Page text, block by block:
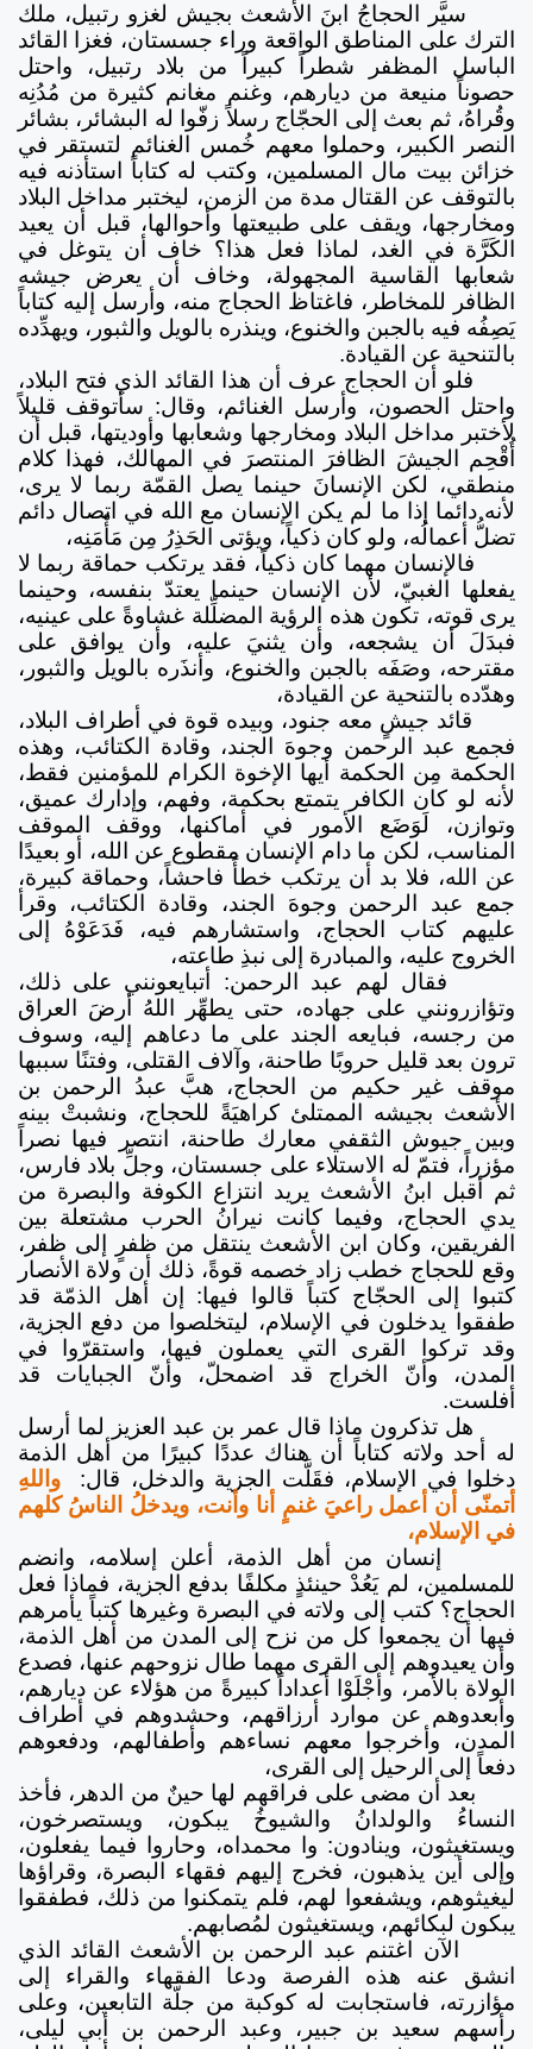
سيَّر الحجاجُ ابنَ الأشعث بجيش لغزو رتبيل، ملك
الترك على المناطق الواقعة وراء جسستان، فغزا القائد
الباسل المظفر شطراً كبيراً من بلاد رتبيل، واحتل
حصوناً منيعة من ديارهم، وغنم مغانم كثيرة من مُدُنِه
وقُراهُ، ثم بعث إلى الحجّاج رسلاً زفّوا له البشائر، بشائر
النصر الكبير، وحملوا معهم خُمس الغنائم لتستقر في
خزائن بيت مال المسلمين، وكتب له كتاباً استأذنه فيه
بالتوقف عن القتال مدة من الزمن، ليختبر مداخل البلاد
ومخارجها، ويقف على طبيعتها وأحوالها، قبل أن يعيد
الكَرَّة في الغد، لماذا فعل هذا؟ خاف أن يتوغل في
شعابها القاسية المجهولة، وخاف أن يعرض جيشه
الظافر للمخاطر، فاغتاظ الحجاج منه، وأرسل إليه كتاباً
يَصِفُه فيه بالجبن والخنوع، وينذره بالويل والثبور، ويهدِّده
بالتنحية عن القيادة.
فلو أن الحجاج عرف أن هذا القائد الذي فتح البلاد،
واحتل الحصون، وأرسل الغنائم، وقال: سأتوقف قليلاً
لأختبر مداخل البلاد ومخارجها وشعابها وأوديتها، قبل أن
أُقْحِم الجيشَ الظافرَ المنتصرَ في المهالك، فهذا كلام
منطقي، لكن الإنسانَ حينما يصل القمّة ربما لا يرى،
لأنه دائما إذا ما لم يكن الإنسان مع الله في اتصال دائم
تضلُّ أعمالُه، ولو كان ذكياً، ويؤتى الحَذِرُ مِن مَأْمَنِه،
فالإنسان مهما كان ذكياً، فقد يرتكب حماقة ربما لا
يفعلها الغبيّ، لأن الإنسان حينما يعتدّ بنفسه، وحينما
يرى قوته، تكون هذه الرؤية المضلِّلة غشاوةً على عينيه،
فبدَلَ أن يشجعه، وأن يثنيَ عليه، وأن يوافق على
مقترحه، وصَفَه بالجبن والخنوع، وأنذَره بالويل والثبور،
وهدّده بالتنحية عن القيادة،
قائد جيشٍ معه جنود، وبيده قوة في أطراف البلاد،
فجمع عبد الرحمن وجوهَ الجند، وقادة الكتائب، وهذه
الحكمة مِن الحكمة أيها الإخوة الكرام للمؤمنين فقط،
لأنه لو كان الكافر يتمتع بحكمة، وفهم، وإدارك عميق،
وتوازن، لَوَضَع الأمور في أماكنها، ووقف الموقف
المناسب، لكن ما دام الإنسان مقطوع عن الله، أو بعيدًا
عن الله، فلا بد أن يرتكب خطأً فاحشاً، وحماقة كبيرة،
جمع عبد الرحمن وجوهَ الجند، وقادة الكتائب، وقرأ
عليهم كتاب الحجاج، واستشارهم فيه، فَدَعَوْهُ إلى
الخروج عليه، والمبادرة إلى نبذِ طاعته،
فقال لهم عبد الرحمن: أتبايعونني على ذلك،
وتؤازرونني على جهاده، حتى يطهِّر اللهُ أرضَ العراق
من رجسه، فبايعه الجند على ما دعاهم إليه، وسوف
ترون بعد قليل حروبًا طاحنة، وآلاف القتلى، وفتنًا سببها
موقف غير حكيم من الحجاج، هبَّ عبدُ الرحمن بن
الأشعث بجيشه الممتلئ كراهيَةً للحجاج، ونشبتْ بينه
وبين جيوش الثقفي معارك طاحنة، انتصر فيها نصراً
مؤزراً، فتمّ له الاستلاء على جسستان، وجلِّ بلاد فارس،
ثم أقبل ابنُ الأشعث يريد انتزاع الكوفة والبصرة من
يدي الحجاج، وفيما كانت نيرانُ الحرب مشتعلة بين
الفريقين، وكان ابن الأشعث ينتقل من ظفرٍ إلى ظفر،
وقع للحجاج خطب زاد خصمه قوةً، ذلك أن ولاة الأنصار
كتبوا إلى الحجّاج كتباً قالوا فيها: إن أهل الذمّة قد
طفقوا يدخلون في الإسلام، ليتخلصوا من دفع الجزية،
وقد تركوا القرى التي يعملون فيها، واستقرّوا في
المدن، وأنّ الخراج قد اضمحلّ، وأنّ الجبايات قد
أفلست.
هل تذكرون ماذا قال عمر بن عبد العزيز لما أرسل
له أحد ولاته كتاباً أن هناك عددًا كبيرًا من أهل الذمة
دخلوا في الإسلام، فقَلَّت الجزية والدخل، قال:
واللهِ
أتمنّى أن أعمل راعيَ غنمٍ أنا وأنت، ويدخلُ الناسُ كلهم
في الإسلام،
إنسان من أهل الذمة، أعلن إسلامه، وانضم
للمسلمين، لم يَعُدْ حينئذٍ مكلفًا بدفع الجزية، فماذا فعل
الحجاج؟ كتب إلى ولاته في البصرة وغيرها كتباً يأمرهم
فيها أن يجمعوا كل من نزح إلى المدن من أهل الذمة،
وأن يعيدوهم إلى القرى مهما طال نزوحهم عنها، فصدع
الولاة بالأمر، وأجْلَوْا أعداداً كبيرةً من هؤلاء عن ديارهم،
وأبعدوهم عن موارد أرزاقهم، وحشدوهم في أطراف
المدن، وأخرجوا معهم نساءهم وأطفالهم، ودفعوهم
دفعاً إلى الرحيل إلى القرى،
بعد أن مضى على فراقهم لها حينٌ من الدهر، فأخذ
النساءُ والولدانُ والشيوخُ يبكون، ويستصرخون،
ويستغيثون، وينادون: وا محمداه، وحاروا فيما يفعلون،
وإلى أين يذهبون، فخرج إليهم فقهاء البصرة، وقراؤها
ليغيثوهم، ويشفعوا لهم، فلم يتمكنوا من ذلك، فطفقوا
يبكون لبكائهم، ويستغيثون لمُصابهم.
الآن اغتنم عبد الرحمن بن الأشعث القائد الذي
انشق عنه هذه الفرصة ودعا الفقهاء والقراء إلى
مؤازرته، فاستجابت له كوكبة من جلّة التابعين، وعلى
رأسهم سعيد بن جبير، وعبد الرحمن بن أبي ليلى،